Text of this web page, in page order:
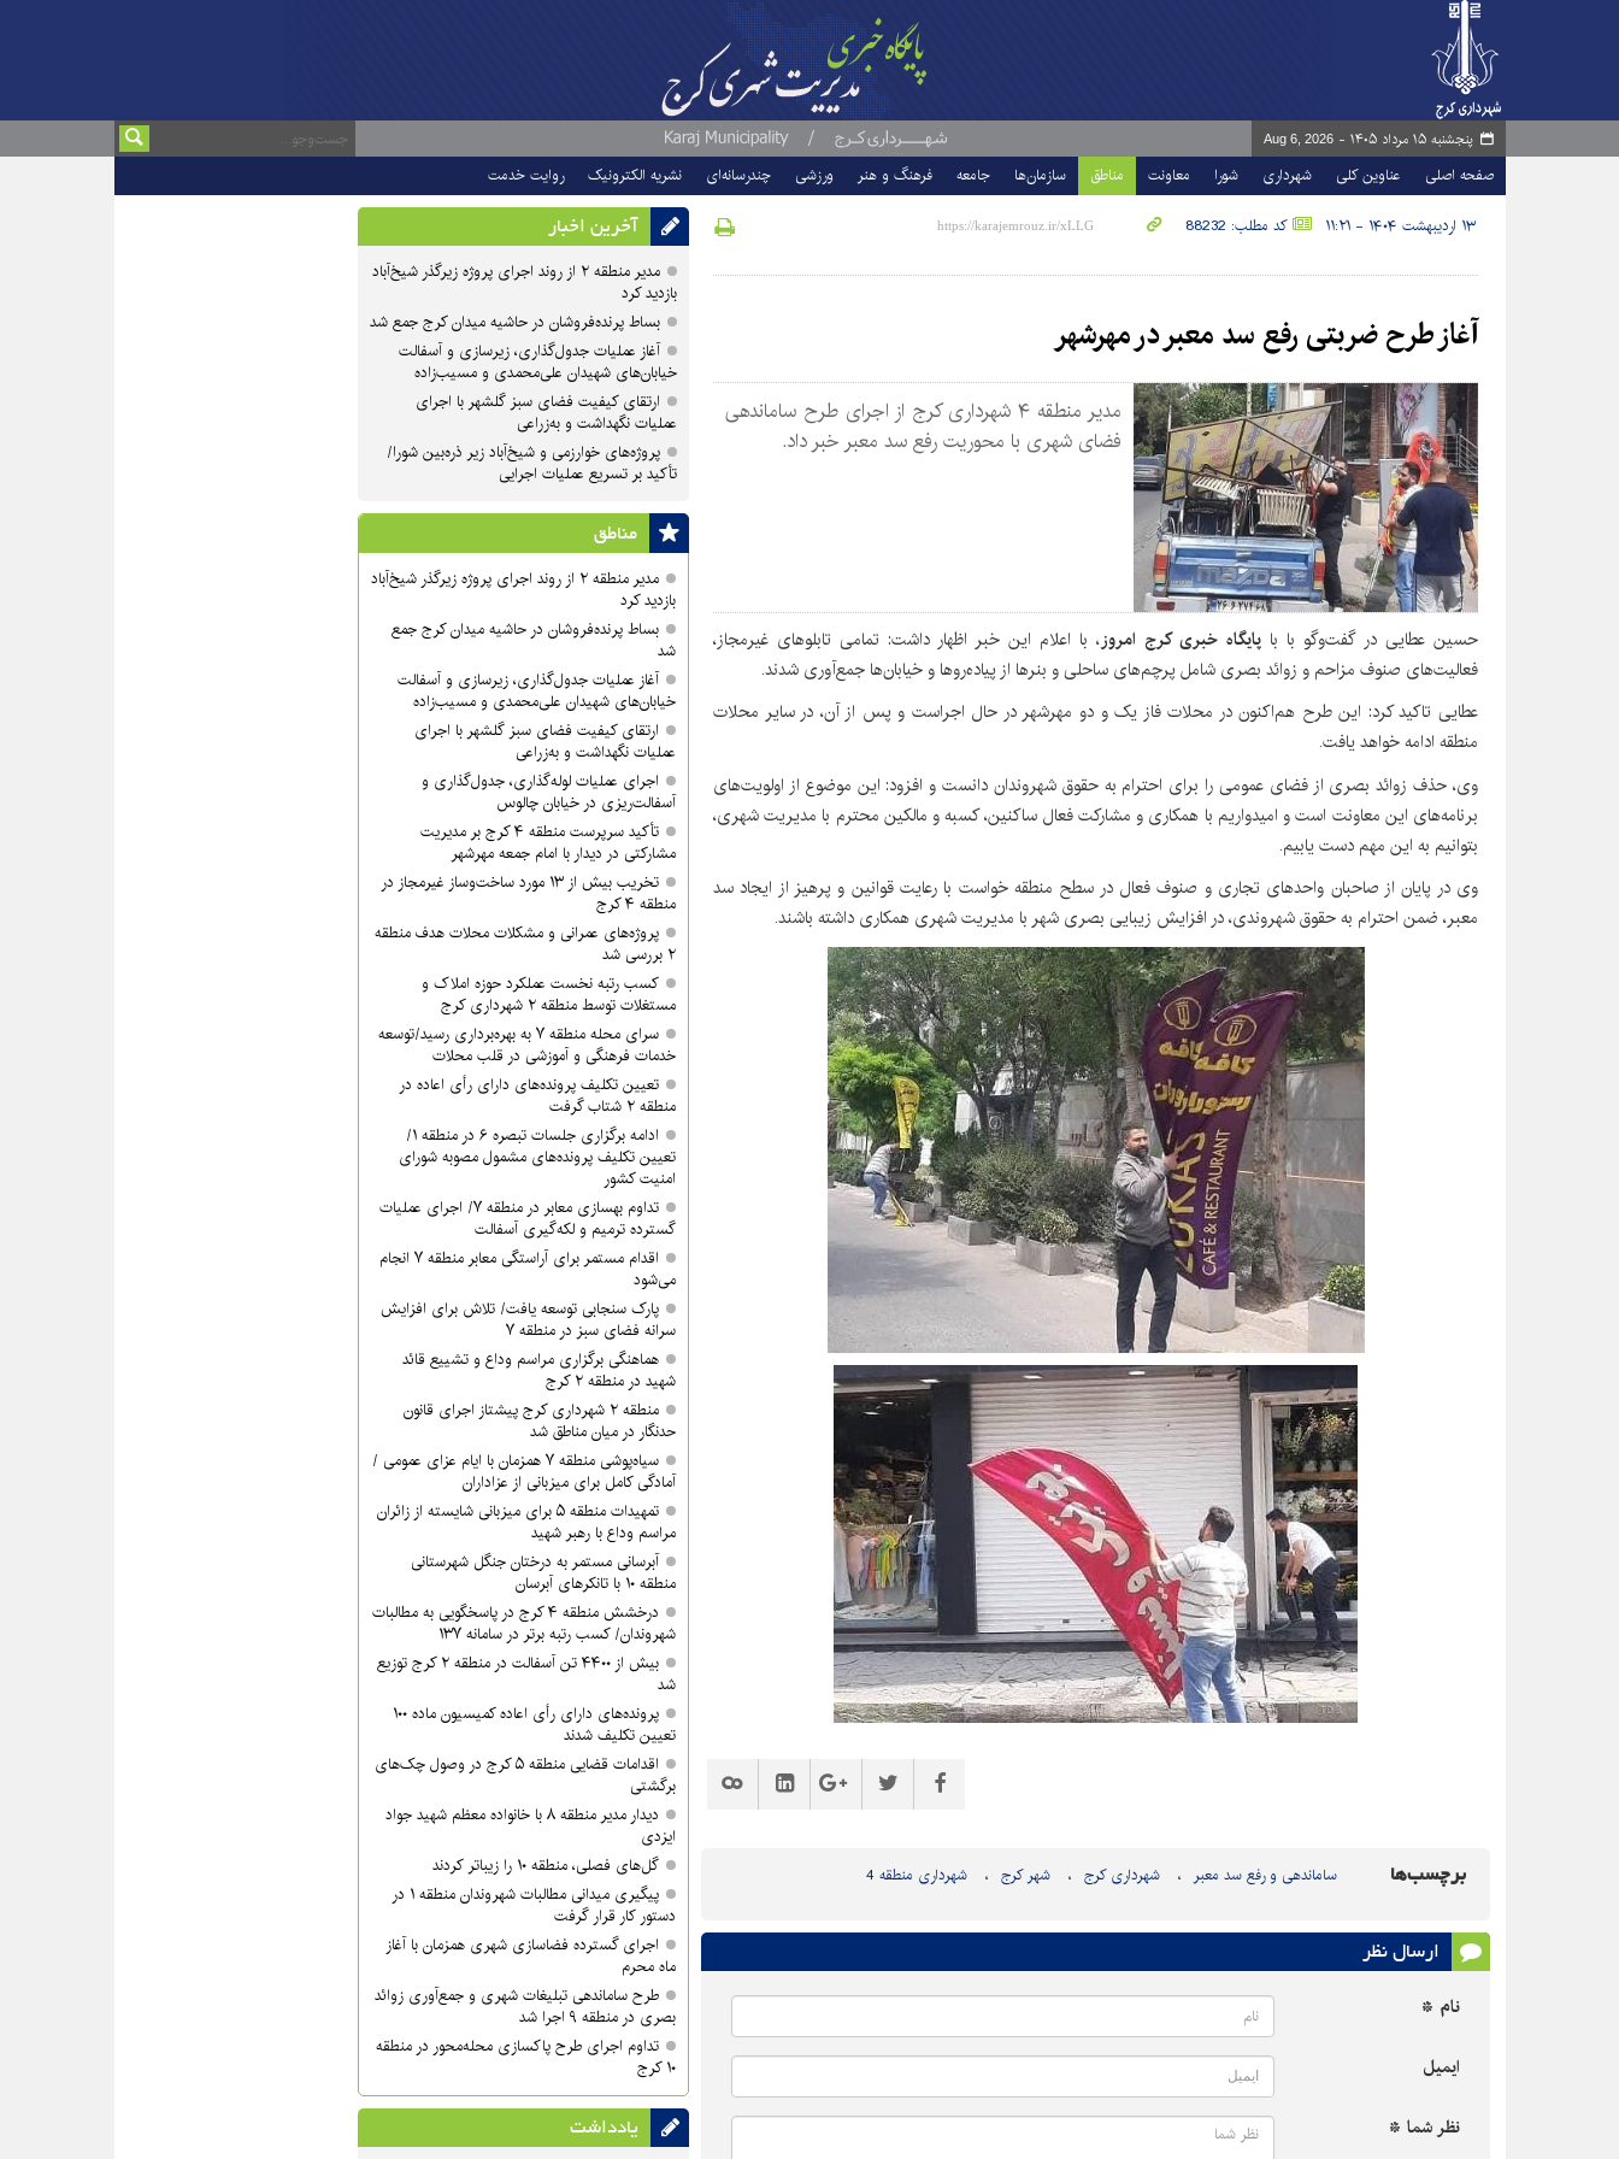
پنجشنبه ۱۵ مرداد ۱۴۰۵ - Aug 6, 2026
صفحه اصلی عناوین کلی شهرداری شورا معاونت مناطق سازمان‌ها جامعه فرهنگ و هنر ورزشی چندرسانه‌ای نشریه الکترونیک روایت خدمت
۱۳ اردیبهشت ۱۴۰۴ - ۱۱:۲۱ کد مطلب: 88232
آغاز طرح ضربتی رفع سد معبر در مهرشهر
مدیر منطقه ۴ شهرداری کرج از اجرای طرح ساماندهی
فضای شهری با محوریت رفع سد معبر خبر داد.
حسین عطایی در گفت‌وگو با باپایگاه خبری کرج امروز، با اعلام این خبر اظهار داشت: تمامی تابلوهای غیرمجاز،
فعالیت‌های صنوف مزاحم و زوائد بصری شامل پرچم‌های ساحلی و بنرها از پیاده‌روها و خیابان‌ها جمع‌آوری شدند.
عطایی تاکید کرد: این طرح هم‌اکنون در محلات فاز یک و دو مهرشهر در حال اجراست و پس از آن، در سایر محلات
منطقه ادامه خواهد یافت.
وی، حذف‌ زوائد بصری از فضای عمومی را برای احترام به حقوق شهروندان دانست و افزود: این موضوع از اولویت‌های
برنامه‌های این معاونت است و امیدواریم با همکاری و مشارکت فعال ساکنین، کسبه و مالکین محترم با مدیریت شهری،
بتوانیم به این مهم دست یابیم.
وی در پایان از صاحبان واحدهای تجاری و صنوف فعال در سطح منطقه خواست با رعایت قوانین و پرهیز از ایجاد سد
معبر، ضمن احترام به حقوق شهروندی، در افزایش زیبایی بصری شهر با مدیریت شهری همکاری داشته باشند.
برچسب‌ها ساماندهی و رفع سد معبر شهرداری کرج شهر کرج شهرداری منطقه 4
ارسال نظر
نام *
ایمیل
نظر شما *
آخرین اخبار
مدیر منطقه ۲ از روند اجرای پروژه زیرگذر شیخ‌آباد
بازدید کرد
بساط پرنده‌فروشان در حاشیه میدان کرج جمع شد
آغاز عملیات جدول‌گذاری، زیرسازی و آسفالت
خیابان‌های شهیدان علی‌محمدی و مسیب‌زاده
ارتقای کیفیت فضای سبز گلشهر با اجرای
عملیات نگهداشت و به‌زراعی
پروژه‌های خوارزمی و شیخ‌آباد زیر ذره‌بین شورا/
تأکید بر تسریع عملیات اجرایی
مناطق
مدیر منطقه ۲ از روند اجرای پروژه زیرگذر شیخ‌آباد
بازدید کرد
بساط پرنده‌فروشان در حاشیه میدان کرج جمع
شد
آغاز عملیات جدول‌گذاری، زیرسازی و آسفالت
خیابان‌های شهیدان علی‌محمدی و مسیب‌زاده
ارتقای کیفیت فضای سبز گلشهر با اجرای
عملیات نگهداشت و به‌زراعی
اجرای عملیات لوله‌گذاری، جدول‌گذاری و
آسفالت‌ریزی در خیابان چالوس
تأکید سرپرست منطقه ۴ کرج بر مدیریت
مشارکتی در دیدار با امام جمعه مهرشهر
تخریب بیش از ۱۳ مورد ساخت‌وساز غیرمجاز در
منطقه ۴ کرج
پروژه‌های عمرانی و مشکلات محلات هدف منطقه
۲ بررسی شد
کسب رتبه نخست عملکرد حوزه املاک و
مستغلات توسط منطقه ۲ شهرداری کرج
سرای محله منطقه ۷ به بهره‌برداری رسید/توسعه
خدمات فرهنگی و آموزشی در قلب محلات
تعیین تکلیف پرونده‌های دارای رأی اعاده در
منطقه ۲ شتاب گرفت
ادامه برگزاری جلسات تبصره ۶ در منطقه ۱/
تعیین تکلیف پرونده‌های مشمول مصوبه شورای
امنیت کشور
تداوم بهسازی معابر در منطقه ۷/ اجرای عملیات
گسترده ترمیم و لکه‌گیری آسفالت
اقدام مستمر برای آراستگی معابر منطقه ۷ انجام
می‌شود
پارک سنجابی توسعه یافت/ تلاش برای افزایش
سرانه فضای سبز در منطقه ۷
هماهنگی برگزاری مراسم وداع و تشییع قائد
شهید در منطقه ۲ کرج
منطقه ۲ شهرداری کرج پیشتاز اجرای قانون
حدنگار در میان مناطق شد
سیاه‌پوشی منطقه ۷ همزمان با ایام عزای عمومی /
آمادگی کامل برای میزبانی از عزاداران
تمهیدات منطقه ۵ برای میزبانی شایسته از زائران
مراسم وداع با رهبر شهید
آبرسانی مستمر به درختان جنگل شهرستانی
منطقه ۱۰ با تانکرهای آبرسان
درخشش منطقه ۴ کرج در پاسخگویی به مطالبات
شهروندان/ کسب رتبه برتر در سامانه ۱۳۷
بیش از ۴۴۰۰ تن آسفالت در منطقه ۲ کرج توزیع
شد
پرونده‌های دارای رأی اعاده کمیسیون ماده ۱۰۰
تعیین تکلیف شدند
اقدامات قضایی منطقه ۵ کرج در وصول چک‌های
برگشتی
دیدار مدیر منطقه ۸ با خانواده معظم شهید جواد
ایزدی
گل‌های فصلی، منطقه ۱۰ را زیباتر کردند
پیگیری میدانی مطالبات شهروندان منطقه ۱ در
دستور کار قرار گرفت
اجرای گسترده فضاسازی شهری همزمان با آغاز
ماه محرم
طرح ساماندهی تبلیغات شهری و جمع‌آوری زوائد
بصری در منطقه ۹ اجرا شد
تداوم اجرای طرح پاکسازی محله‌محور در منطقه
۱۰ کرج
یادداشت